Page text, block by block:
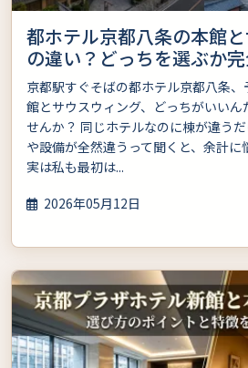
都ホテル京都八条の本館
の違い？どっちを選ぶか完
京都駅すぐそばの都ホテル京都八条
館とサウスウィング、どっちがいいん
せんか？ 同じホテルなのに棟が違う
や設備が全然違うって聞くと、余計に
実は私も最初は...
2026年05月12日